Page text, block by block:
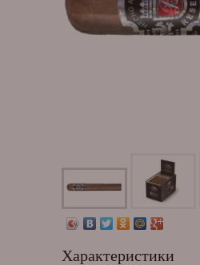
Характеристики